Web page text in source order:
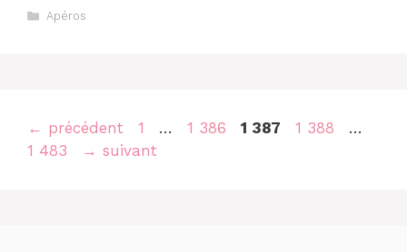
Catégories
Apéros
Navigation
des
← précédent Page
1 … Page
1 386 Page
1 387 Page
1 388 …
1 483
→ suivant